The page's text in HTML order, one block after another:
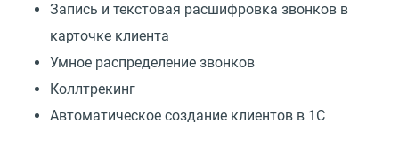
Запись и текстовая расшифровка звонков в
карточке клиента
Умное распределение звонков
Коллтрекинг
Автоматическое создание клиентов в 1С